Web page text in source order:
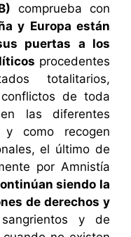
comprueba con
y Europa están
puertas a los
procedentes
totalitarios,
de toda
las diferentes
como recogen
el último de
por Amnistía
siendo la
de derechos y
y de